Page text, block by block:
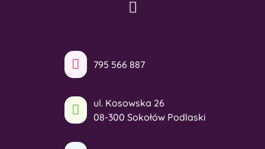
795 566 887
ul. Kosowska 26
08-300 Sokołów Podlaski